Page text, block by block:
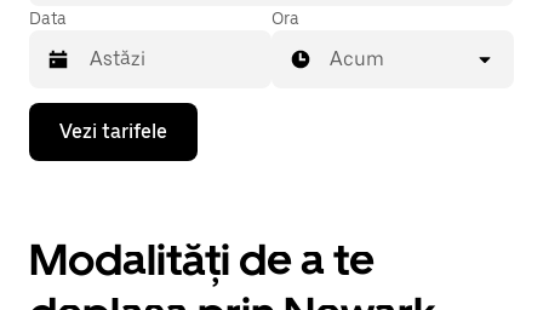
Data
Pentru
deschide
selecta
o
dată,
Ora
Acum
Vezi tarifele
Modalități de a te